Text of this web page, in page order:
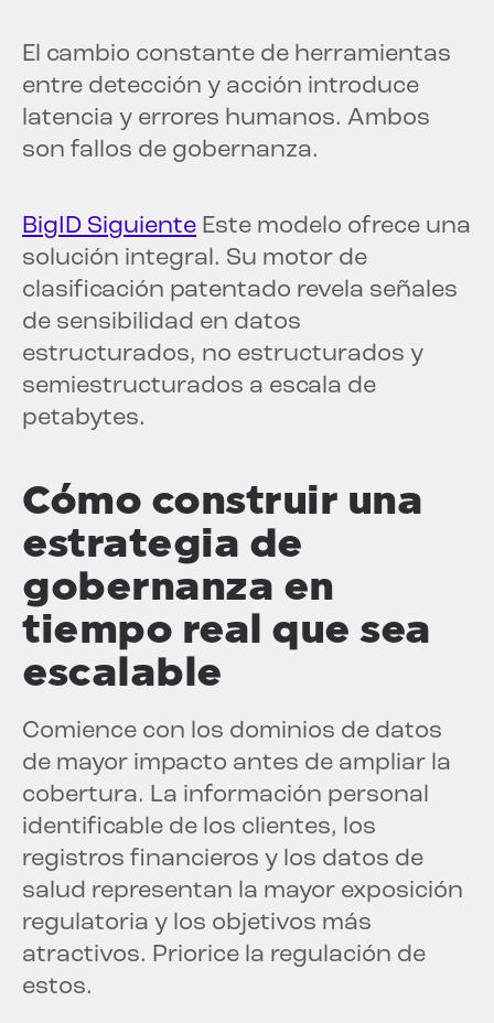
El cambio constante de herramientas
entre detección y acción introduce
latencia y errores humanos. Ambos
son fallos de gobernanza.
BigID Siguiente Este modelo ofrece una
solución integral. Su motor de
clasificación patentado revela señales
de sensibilidad en datos
estructurados, no estructurados y
semiestructurados a escala de
petabytes.
Cómo construir una
estrategia de
gobernanza en
tiempo real que sea
escalable
Comience con los dominios de datos
de mayor impacto antes de ampliar la
cobertura. La información personal
identificable de los clientes, los
registros financieros y los datos de
salud representan la mayor exposición
regulatoria y los objetivos más
atractivos. Priorice la regulación de
estos.